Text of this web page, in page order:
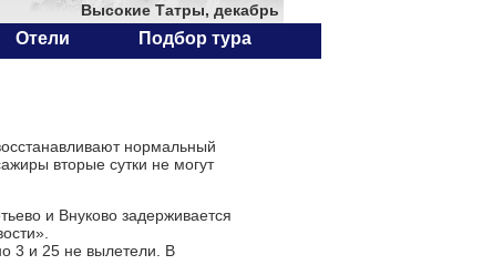
Высокие Татры, декабрь
Отели Подбор тура
нормальный
вторые сутки не могут
и Внуково задерживается
3 и 25 не вылетели. В